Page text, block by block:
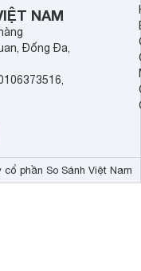
NAM
Đống Đa,
phần So Sánh Việt Nam